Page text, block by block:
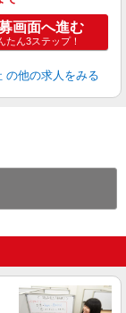
画面へ進む
たん3ステップ！
の他の求人をみる